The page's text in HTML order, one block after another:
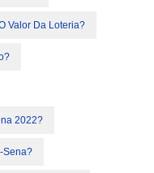
Valor Da Loteria?
2022?
Sena?